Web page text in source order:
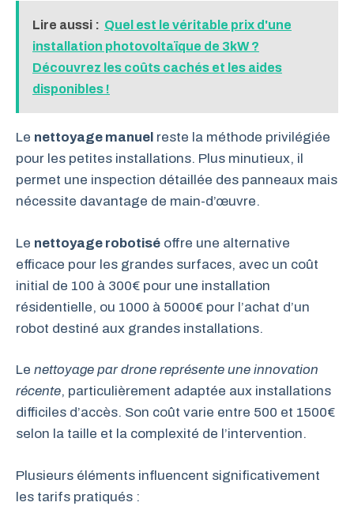
Lire aussi : Quel est le véritable prix d'une
installation photovoltaïque de 3kW ?
Découvrez les coûts cachés et les aides
disponibles !
Le nettoyage manuel reste la méthode privilégiée
pour les petites installations. Plus minutieux, il
permet une inspection détaillée des panneaux mais
nécessite davantage de main-d’œuvre.
Le nettoyage robotisé offre une alternative
efficace pour les grandes surfaces, avec un coût
initial de 100 à 300€ pour une installation
résidentielle, ou 1000 à 5000€ pour l’achat d’un
robot destiné aux grandes installations.
Le nettoyage par drone représente une innovation
récente, particulièrement adaptée aux installations
difficiles d’accès. Son coût varie entre 500 et 1500€
selon la taille et la complexité de l’intervention.
Plusieurs éléments influencent significativement
les tarifs pratiqués :